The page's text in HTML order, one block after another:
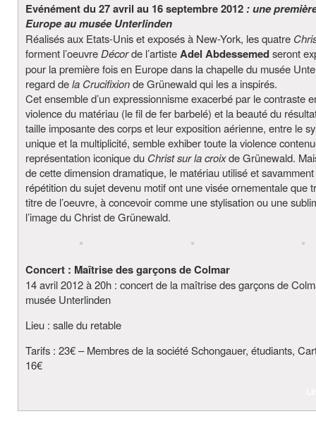
Evénément du 27 avril au 16 septembre 2012: une
Europe au musée Unterlinden
Réalisés aux Etats-Unis et exposés à New-York, les quatre
forment l’oeuvre Décorde l’artisteAdel Abdessemedseront
pour la première fois en Europe dans la chapelle du musée
regard dela Crucifixionde Grünewald qui les a inspirés.
Cet ensemble d’un expressionnisme exacerbé par le contraste
violence du matériau (le fil de fer barbelé) et la beauté du
taille imposante des corps et leur exposition aérienne, entre le
unique et la multiplicité, semble exhiber toute la violence
représentation iconique du Christ sur la croixde Grünewald.
de cette dimension dramatique, le matériau utilisé et
répétition du sujet devenu motif ont une visée ornementale que
titre de l’oeuvre, à concevoir comme une stylisation ou une
l’image du Christ de Grünewald.
Concert : Maîtrise des garçons de Colmar
14 avril 2012 à 20h : concert de la maîtrise des garçons de
musée Unterlinden
Lieu : salle du retable
Tarifs : 23€ – Membres de la société Schongauer, étudiants,
16€